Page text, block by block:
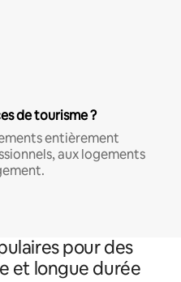
de tourisme ?
entièrement
aux logements
pour des
et longue durée